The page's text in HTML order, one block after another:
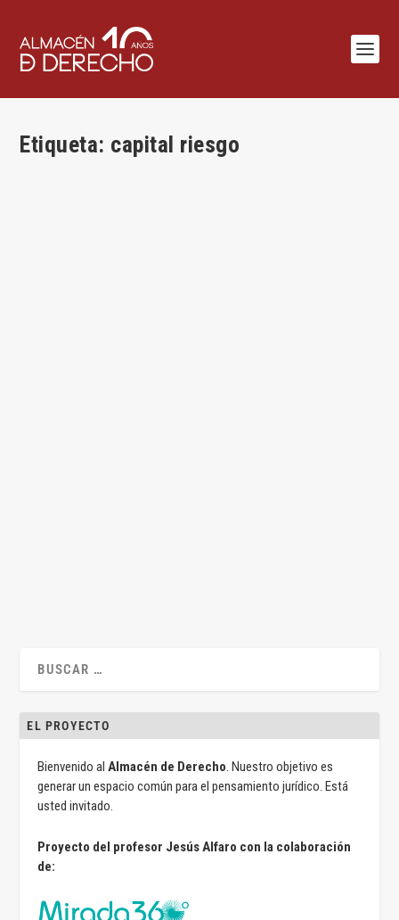
Etiqueta: capital riesgo
EL PROYECTO
Bienvenido alAlmacén de Derecho. Nuestro objetivo es
generar un espacio común para el pensamiento jurídico. Está
usted invitado.
Proyecto del profesor Jesús Alfaro con la colaboración
de: